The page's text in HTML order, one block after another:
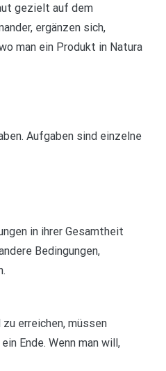
gezielt auf dem
ergänzen sich,
man ein Produkt in Natura
Aufgaben sind einzelne
in ihrer Gesamtheit
Bedingungen,
erreichen, müssen
Ende. Wenn man will,